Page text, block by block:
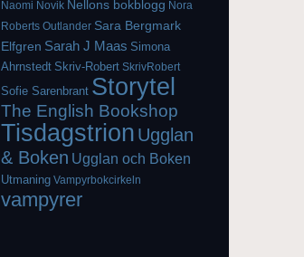
Naomi Novik Nellons bokblogg Nora
Roberts Outlander Sara Bergmark
Elfgren Sarah J Maas Simona
Ahrnstedt Skriv-Robert SkrivRobert
Sofie Sarenbrant Storytel
The English Bookshop
Tisdagstrion Ugglan
& Boken Ugglan och Boken
Utmaning Vampyrbokcirkeln
vampyrer